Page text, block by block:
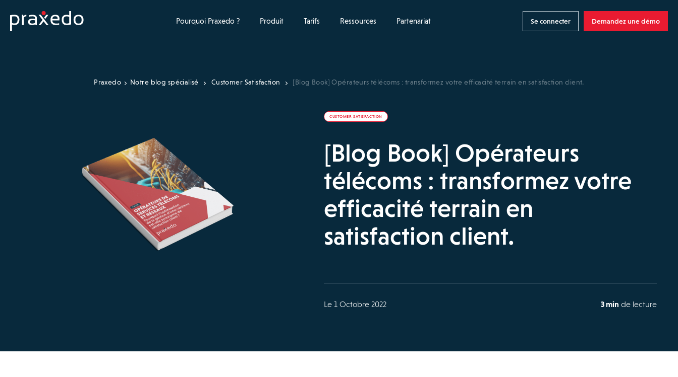
Pourquoi Praxedo ? Produit Tarifs Ressources Partenariat Se connecter Demandez une démo
Praxedo Notre blog spécialisé Customer Satisfaction [Blog Book] Opérateurs télécoms : transformez votre efficacité terrain en satisfaction client.
CUSTOMER SATISFACTION
[Blog Book] Opérateurs
télécoms : transformez votre
efficacité terrain en
satisfaction client.
Le 1 Octobre 2022 3 min de lecture